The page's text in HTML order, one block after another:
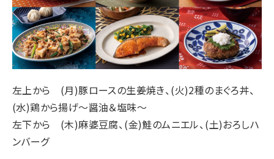
左上から (月)豚ロースの生姜焼き、(火)2種のまぐろ丼、
(水)鶏から揚げ～醤油＆塩味～
左下から (木)麻婆豆腐、(金)鮭のムニエル、(土)おろしハ
ンバーグ